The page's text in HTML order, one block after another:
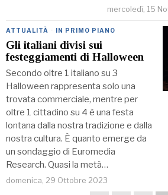
mercoledì, 15
ATTUALITÀ · IN PRIMO PIANO
Gli italiani divisi sui
festeggiamenti di Halloween
Secondo oltre 1 italiano su 3
Halloween rappresenta solo una
trovata commerciale, mentre per
oltre 1 cittadino su 4 è una festa
lontana dalla nostra tradizione e dalla
nostra cultura. È quanto emerge da
un sondaggio di Euromedia
Research. Quasi la metà…
domenica, 29 Ottobre 2023